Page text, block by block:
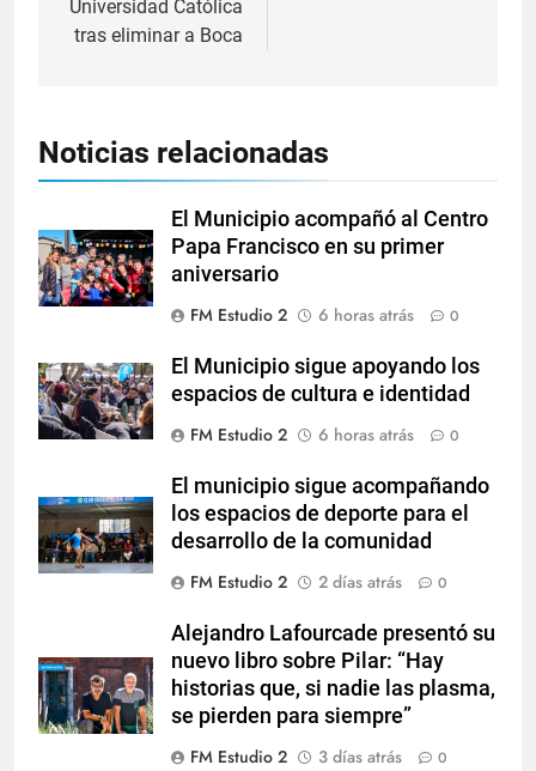
Universidad Católica
tras eliminar a Boca
Noticias relacionadas
El Municipio acompañó al Centro
Papa Francisco en su primer
aniversario
FM Estudio 2
6 horas atrás 0
El Municipio sigue apoyando los
espacios de cultura e identidad
FM Estudio 2
6 horas atrás 0
El municipio sigue acompañando
los espacios de deporte para el
desarrollo de la comunidad
FM Estudio 2
2 días atrás 0
Alejandro Lafourcade presentó su
nuevo libro sobre Pilar: “Hay
historias que, si nadie las plasma,
se pierden para siempre”
FM Estudio 2
3 días atrás 0